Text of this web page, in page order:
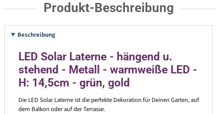
Produkt-Beschreibung
Beschreibung
LED Solar Laterne - hängend u.
stehend - Metall - warmweiße LED -
H: 14,5cm - grün, gold
Die LED Solar Laterne ist die perfekte Dekoration für Deinen Garten, auf
dem Balkon oder auf der Terrasse.